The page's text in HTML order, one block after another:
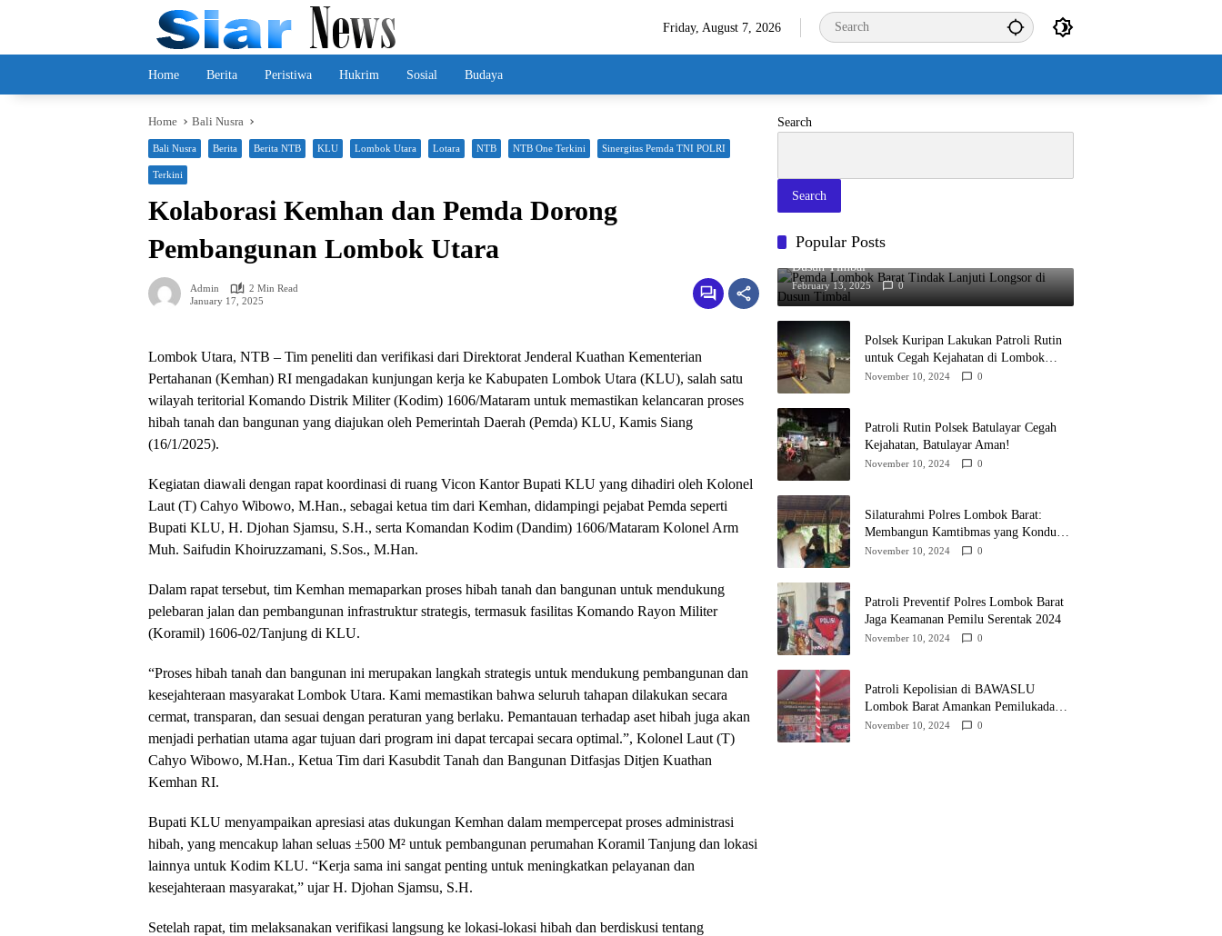
Friday, August 7, 2026
Home Berita Peristiwa Hukrim Sosial Budaya
Home Bali Nusra
Bali Nusra Berita Berita NTB KLU Lombok Utara Lotara NTB NTB One Terkini Sinergitas Pemda TNI POLRI
Terkini
Kolaborasi Kemhan dan Pemda Dorong
Pembangunan Lombok Utara
Admin
2 Min Read
January 17, 2025
Lombok Utara, NTB – Tim peneliti dan verifikasi dari Direktorat Jenderal Kuathan Kementerian
Pertahanan (Kemhan) RI mengadakan kunjungan kerja ke Kabupaten Lombok Utara (KLU), salah satu
wilayah teritorial Komando Distrik Militer (Kodim) 1606/Mataram untuk memastikan kelancaran proses
hibah tanah dan bangunan yang diajukan oleh Pemerintah Daerah (Pemda) KLU, Kamis Siang
(16/1/2025).
Kegiatan diawali dengan rapat koordinasi di ruang Vicon Kantor Bupati KLU yang dihadiri oleh Kolonel
Laut (T) Cahyo Wibowo, M.Han., sebagai ketua tim dari Kemhan, didampingi pejabat Pemda seperti
Bupati KLU, H. Djohan Sjamsu, S.H., serta Komandan Kodim (Dandim) 1606/Mataram Kolonel Arm
Muh. Saifudin Khoiruzzamani, S.Sos., M.Han.
Dalam rapat tersebut, tim Kemhan memaparkan proses hibah tanah dan bangunan untuk mendukung
pelebaran jalan dan pembangunan infrastruktur strategis, termasuk fasilitas Komando Rayon Militer
(Koramil) 1606-02/Tanjung di KLU.
“Proses hibah tanah dan bangunan ini merupakan langkah strategis untuk mendukung pembangunan dan
kesejahteraan masyarakat Lombok Utara. Kami memastikan bahwa seluruh tahapan dilakukan secara
cermat, transparan, dan sesuai dengan peraturan yang berlaku. Pemantauan terhadap aset hibah juga akan
menjadi perhatian utama agar tujuan dari program ini dapat tercapai secara optimal.”, Kolonel Laut (T)
Cahyo Wibowo, M.Han., Ketua Tim dari Kasubdit Tanah dan Bangunan Ditfasjas Ditjen Kuathan
Kemhan RI.
Bupati KLU menyampaikan apresiasi atas dukungan Kemhan dalam mempercepat proses administrasi
hibah, yang mencakup lahan seluas ±500 M² untuk pembangunan perumahan Koramil Tanjung dan lokasi
lainnya untuk Kodim KLU. “Kerja sama ini sangat penting untuk meningkatkan pelayanan dan
kesejahteraan masyarakat,” ujar H. Djohan Sjamsu, S.H.
Setelah rapat, tim melaksanakan verifikasi langsung ke lokasi-lokasi hibah dan berdiskusi tentang
Search
Search
Popular Posts
Pemda Lombok Barat Tindak Lanjuti Longsor di
Dusun Timbal
February 13, 2025 0
Polsek Kuripan Lakukan Patroli Rutin
untuk Cegah Kejahatan di Lombok
Barat
November 10, 2024 0
Patroli Rutin Polsek Batulayar Cegah
Kejahatan, Batulayar Aman!
November 10, 2024 0
Silaturahmi Polres Lombok Barat:
Membangun Kamtibmas yang Kondusif
untuk Pilkada 2024
November 10, 2024 0
Patroli Preventif Polres Lombok Barat
Jaga Keamanan Pemilu Serentak 2024
November 10, 2024 0
Patroli Kepolisian di BAWASLU
Lombok Barat Amankan Pemilukada
2024
November 10, 2024 0